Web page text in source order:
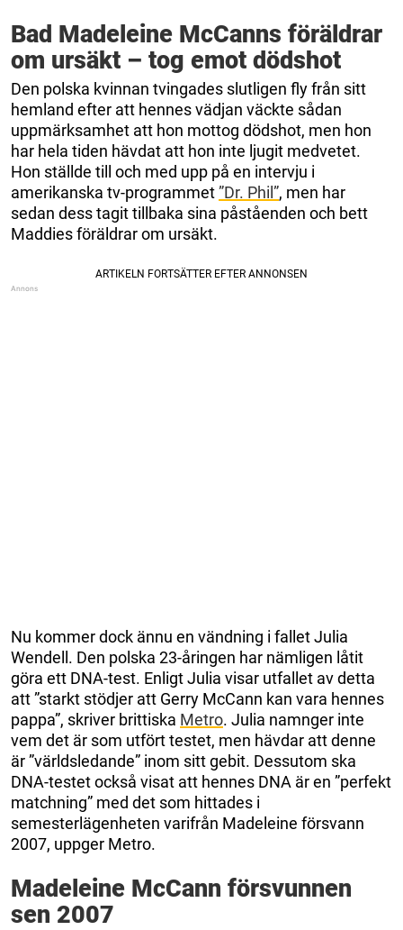
Bad Madeleine McCanns föräldrar
om ursäkt – tog emot dödshot
Den polska kvinnan tvingades slutligen fly från sitt
hemland efter att hennes vädjan väckte sådan
uppmärksamhet att hon mottog dödshot, men hon
har hela tiden hävdat att hon inte ljugit medvetet.
Hon ställde till och med upp på en intervju i
amerikanska tv-programmet”Dr. Phil”, men har
sedan dess tagit tillbaka sina påståenden och bett
Maddies föräldrar om ursäkt.
Nu kommer dock ännu en vändning i fallet Julia
Wendell. Den polska 23-åringen har nämligen låtit
göra ett DNA-test. Enligt Julia visar utfallet av detta
att ”starkt stödjer att Gerry McCann kan vara hennes
pappa”, skriver brittiska Metro. Julia namnger inte
vem det är som utfört testet, men hävdar att denne
är ”världsledande” inom sitt gebit. Dessutom ska
DNA-testet också visat att hennes DNA är en ”perfekt
matchning” med det som hittades i
semesterlägenheten varifrån Madeleine försvann
2007, uppger Metro.
Madeleine McCann försvunnen
sen 2007